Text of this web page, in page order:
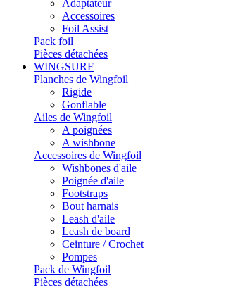
Adaptateur
Accessoires
Foil Assist
Pack foil
Pièces détachées
WINGSURF
Planches de Wingfoil
Rigide
Gonflable
Ailes de Wingfoil
A poignées
A wishbone
Accessoires de Wingfoil
Wishbones d'aile
Poignée d'aile
Footstraps
Bout harnais
Leash d'aile
Leash de board
Ceinture / Crochet
Pompes
Pack de Wingfoil
Pièces détachées